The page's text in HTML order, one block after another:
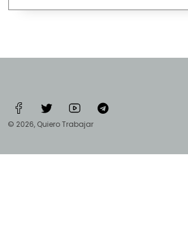
© 2026, Quiero Trabajar